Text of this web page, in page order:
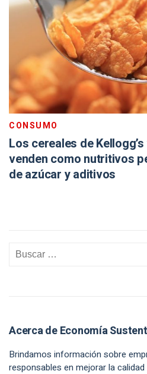
CONSUMO
Los cereales de
venden como nutritivos
de azúcar y aditivos
Acerca de Economía
Brindamos información sobre
responsables en mejorar la